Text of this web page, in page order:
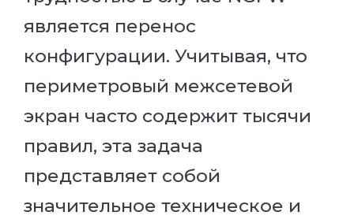
является перенос
конфигурации. Учитывая, что
периметровый межсетевой
экран часто содержит тысячи
правил, эта задача
представляет собой
значительное техническое и